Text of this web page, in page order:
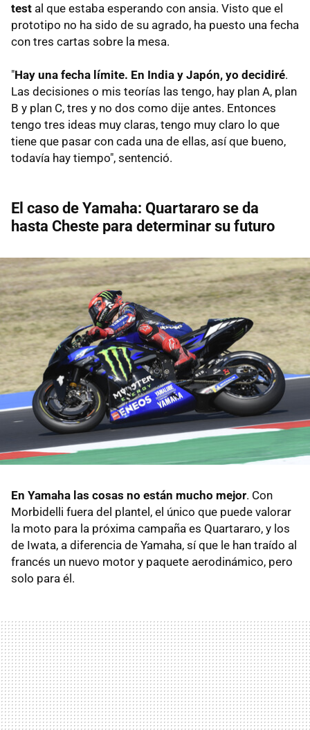
test al que estaba esperando con ansia. Visto que el
prototipo no ha sido de su agrado, ha puesto una fecha
con tres cartas sobre la mesa.
"Hay una fecha límite. En India y Japón, yo decidiré.
Las decisiones o mis teorías las tengo, hay plan A, plan
B y plan C, tres y no dos como dije antes. Entonces
tengo tres ideas muy claras, tengo muy claro lo que
tiene que pasar con cada una de ellas, así que bueno,
todavía hay tiempo", sentenció.
El caso de Yamaha: Quartararo se da
hasta Cheste para determinar su futuro
En Yamaha las cosas no están mucho mejor. Con
Morbidelli fuera del plantel, el único que puede valorar
la moto para la próxima campaña es Quartararo, y los
de Iwata, a diferencia de Yamaha, sí que le han traído al
francés un nuevo motor y paquete aerodinámico, pero
solo para él.